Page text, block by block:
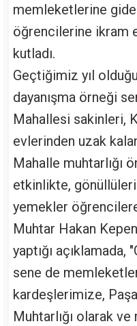
memleketlerine
öğrencilerine ikram
kutladı.
Geçtiğimiz yıl
dayanışma örneği
Mahallesi sakinleri,
evlerinden uzak
Mahalle muhtarlığı
etkinlikte,
yemekler
Muhtar Hakan
yaptığı
sene de
kardeşlerimize,
Muhtarlığı olarak